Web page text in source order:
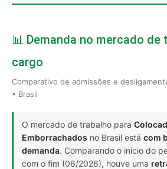
📊 Demanda no mercado de
cargo
Comparativo de admissões e
• Brasil
O mercado de trabalho para
Emborrachados no Brasil está com
demanda. Comparando o início do
com o fim (06/2026), houve uma